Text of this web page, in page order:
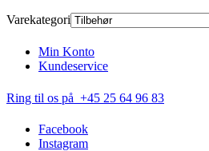
Varekategori
Min Konto
Kundeservice
Ring til os på +45 25 64 96 83
Facebook
Instagram